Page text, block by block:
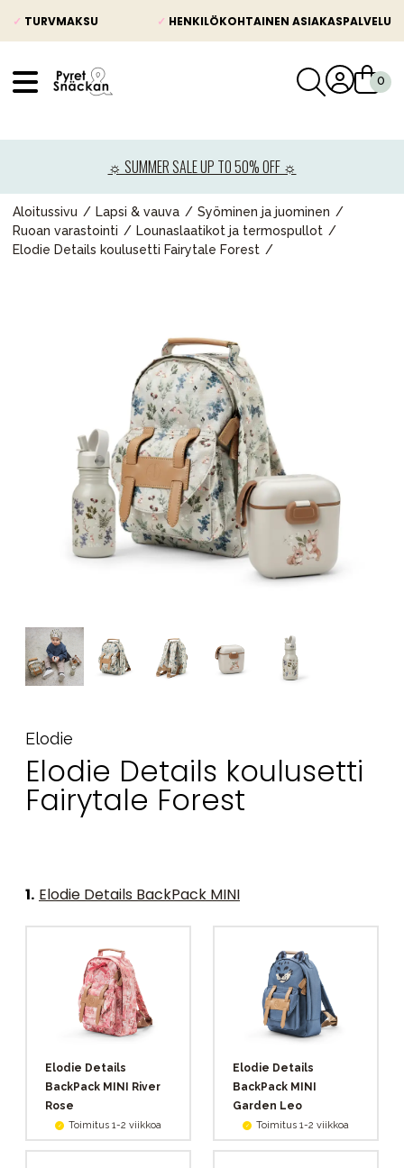
✓ TURVMAKSU ✓ HENKILÖKOHTAINEN ASIAKASPALVELU
☼ SUMMER SALE UP TO 50% OFF ☼
Aloitussivu Lapsi & vauva
Syöminen ja juominen
Ruoan varastointi
Lounaslaatikot ja termospullot
Elodie Details koulusetti Fairytale Forest
Elodie
Elodie Details koulusetti
Fairytale Forest
1. Elodie Details BackPack MINI
Elodie Details
BackPack MINI River
Rose
Toimitus 1-2 viikkoa
Elodie Details
BackPack MINI
Garden Leo
Toimitus 1-2 viikkoa
Lastenvaunut
Lasten turvaistuimet
Vauvan paketti
Äiti & Isä
Huonekalut & vuodevaatteet
Tarvikkeet
Varaosat
Kampanjat
Lahjavinkkejä
Suosikit
Tavaramerkit
Aurinko ja uinti Outlet
Opas